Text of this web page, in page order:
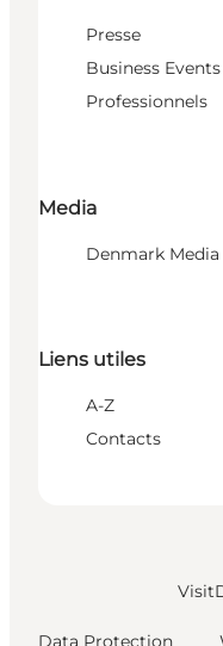
Presse
Business Events
Professionnels
Media
Denmark
Liens utiles
A-Z
Contacts
Data Protection